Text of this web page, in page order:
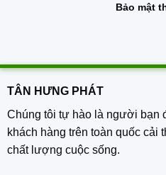
Bảo mật
TÂN HƯNG PHÁT
Chúng tôi tự hào là người bạn
khách hàng trên toàn quốc cải
chất lượng cuộc sống.